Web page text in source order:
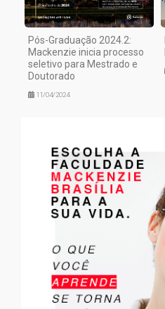
Pós-Graduação 2024.2:
Mackenzie inicia processo
seletivo para Mestrado e
Doutorado
11/04/2024